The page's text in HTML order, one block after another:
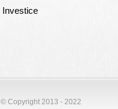
Investice
© Copyright 2013 - 2022